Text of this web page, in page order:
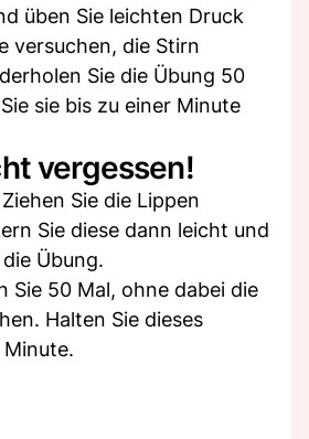
üben Sie leichten Druck
versuchen, die Stirn
Sie die Übung 50
sie bis zu einer Minute
vergessen!
Ziehen Sie die Lippen
Sie diese dann leicht und
Übung.
Sie 50 Mal, ohne dabei die
Halten Sie dieses